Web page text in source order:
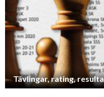
Tävlingar, rating,